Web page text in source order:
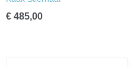
€ 485,00